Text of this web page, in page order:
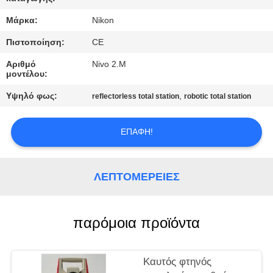
ΈΛΕΓΧΟΣ
ΜΑΣ
ΕΛΆΤΕ
ΣΕ
ΕΠΑΦΉ
ΜΕ
Μάρκα: Nikon
Πιστοποίηση: CE
Αριθμό
μοντέλου:
Nivo 2.M
Υψηλό φως: reflectorless total station,robotic total station
ΕΠΑΦΉ!
ΛΕΠΤΟΜΈΡΕΙΕΣ
παρόμοια προϊόντα
Καυτός φτηνός